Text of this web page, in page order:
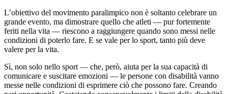
L’obiettivo del movimento paralimpico non è soltanto celebrare un
grande evento, ma dimostrare quello che atleti — pur fortemente
feriti nella vita — riescono a raggiungere quando sono messi nelle
condizioni di poterlo fare. E se vale per lo sport, tanto più deve
valere per la vita.
Sì, non solo nello sport — che, però, aiuta per la sua capacità di
comunicare e suscitare emozioni — le persone con disabilità vanno
messe nelle condizioni di esprimere ciò che possono fare. Creando